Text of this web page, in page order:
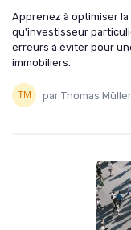
Apprenez à optimiser
qu'investisseur
erreurs à éviter pour
immobiliers.
par Thomas Müller